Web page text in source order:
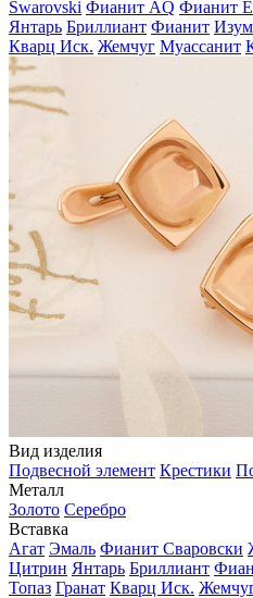
Swarovski Фианит AQ Фианит
Янтарь Бриллиант Фианит
Кварц Иск. Жемчуг Муассанит
Вид изделия
Подвесной элемент Крестики
Металл
Золото Серебро
Вставка
Агат Эмаль Фианит Сваровски
Цитрин Янтарь Бриллиант
Топаз Гранат Кварц Иск.